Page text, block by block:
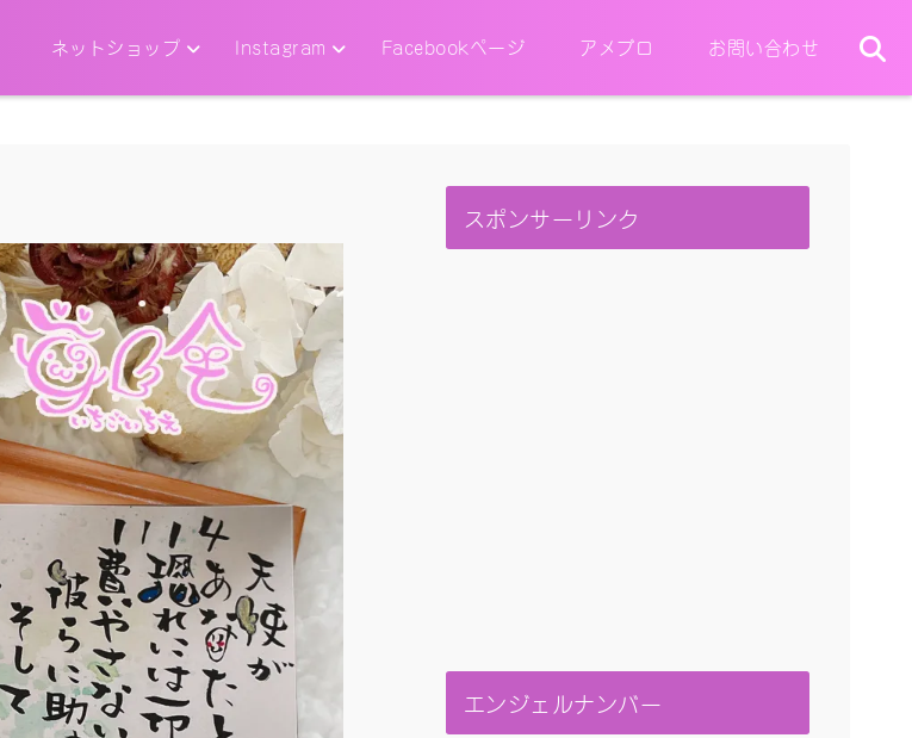
ネットショップ Instagram Facebookページ アメブロ お問い合わせ
スポンサーリンク
エンジェルナンバー